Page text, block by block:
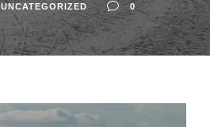
UNCATEGORIZED 0